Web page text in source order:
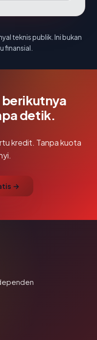
teknis publik. Ini bukan
finansial.
berikutnya
detik.
kredit. Tanpa kuota
→